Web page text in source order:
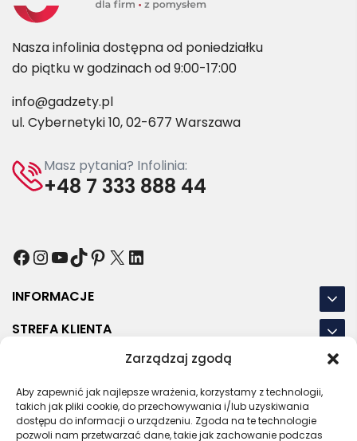
Zarządzaj zgodą
Aby zapewnić jak najlepsze wrażenia, korzystamy z technologii,
takich jak pliki cookie, do przechowywania i/lub uzyskiwania
dostępu do informacji o urządzeniu. Zgoda na te technologie
pozwoli nam przetwarzać dane, takie jak zachowanie podczas
Nasza infolinia dostępna od poniedziałku
do piątku w godzinach od 9:00-17:00
info@gadzety.pl
ul. Cybernetyki 10, 02-677 Warszawa
Masz pytania? Infolinia:
+48 7 333 888 44
Facebook
Instagram
YouTube
TikTok
Pinterest
X LinkedIn
INFORMACJE
STREFA KLIENTA
NASZE LOKALIZACJE
OSTATNIE POSTY